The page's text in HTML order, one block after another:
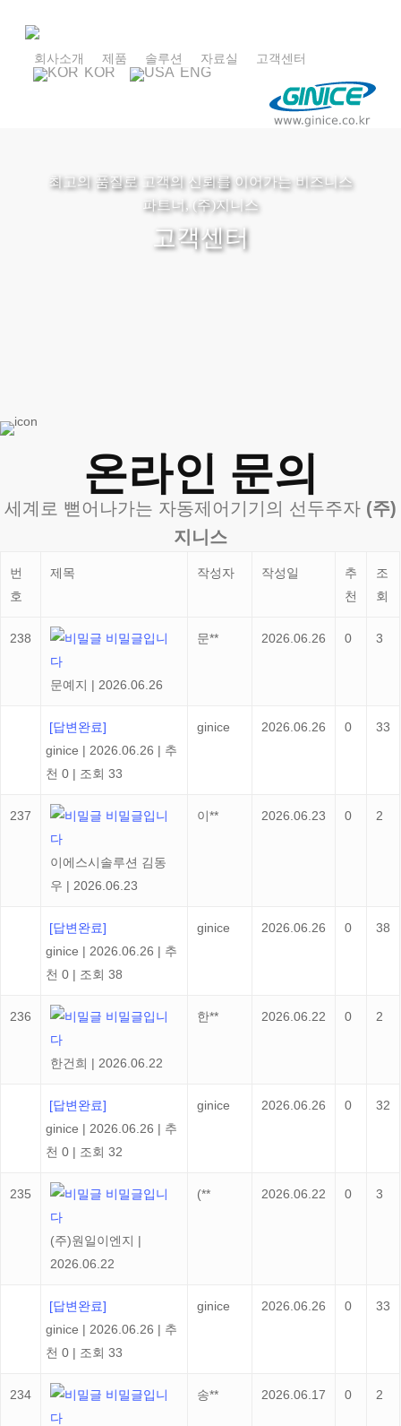
content
회사소개 제품 솔루션 자료실 고객센터
KOR ENG
최고의 품질로 고객의 신뢰를 이어가는 비즈니스
파트너, (주)지니스
고객센터
온라인 문의
세계로 뻗어나가는 자동제어기기의 선두주자 (주)
지니스
번
호
제목 작성자 작성일
추
천
조
회
238
비밀글입니
다
문예지 | 2026.06.26
문** 2026.06.26 0 3
[답변완료]
ginice | 2026.06.26 | 추
천 0 | 조회 33
ginice 2026.06.26 0 33
237
비밀글입니
다
이에스시솔루션 김동
우 | 2026.06.23
이** 2026.06.23 0 2
[답변완료]
ginice | 2026.06.26 | 추
천 0 | 조회 38
ginice 2026.06.26 0 38
236
비밀글입니
다
한건희 | 2026.06.22
한** 2026.06.22 0 2
[답변완료]
ginice | 2026.06.26 | 추
천 0 | 조회 32
ginice 2026.06.26 0 32
235
비밀글입니
다
(주)원일이엔지 |
2026.06.22
(** 2026.06.22 0 3
[답변완료]
ginice | 2026.06.26 | 추
천 0 | 조회 33
ginice 2026.06.26 0 33
234
비밀글입니
다
송** 2026.06.17 0 2